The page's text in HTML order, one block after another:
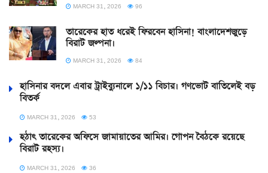
MARCH 31, 2026 96
তারেকের হাত ধরেই ফিরবেন হাসিনা! বাংলাদেশজুড়ে
বিরাট জল্পনা।
MARCH 31, 2026 84
হাসিনার বদলে এবার ট্রাইব্যুনালে ১/১১ বিচার। গণভোট বাতিলেই বড়
বিতর্ক
MARCH 31, 2026 53
হঠাৎ তারেকের অফিসে জামায়াতের আমির। গোপন বৈঠকে রয়েছে
বিরাট রহস্য।
MARCH 31, 2026 36